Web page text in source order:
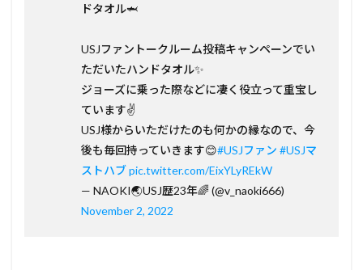
ドタオル🦈
USJファントークルーム投稿キャンペーンでい
ただいたハンドタオル✨
ジョーズに乗った際などに凄く役立って重宝し
ています✌️
USJ様からいただけたのも何かの縁なので、今
後も毎回持っていきます😊#USJファン #USJマ
ストハブpic.twitter.com/EixYLyREkW
— NAOKI🌏USJ歴23年🌈 (@v_naoki666)
November 2, 2022